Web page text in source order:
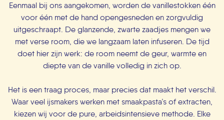
Eenmaal bij ons aangekomen, worden de vanillestokken één
voor één met de hand opengesneden en zorgvuldig
uitgeschraapt. De glanzende, zwarte zaadjes mengen we
met verse room, die we langzaam laten infuseren. De tijd
doet hier zijn werk: de room neemt de geur, warmte en
diepte van de vanille volledig in zich op.
Het is een traag proces, maar precies dat maakt het verschil.
Waar veel ijsmakers werken met smaakpasta’s of extracten,
kiezen wij voor de pure, arbeidsintensieve methode. Elke